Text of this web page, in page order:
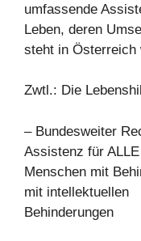
umfassende
Leben, deren
steht in Österreich
Zwtl.: Die
– Bundesweiter
Assistenz für ALLE
Menschen mit
mit intellektuellen
Behinderungen